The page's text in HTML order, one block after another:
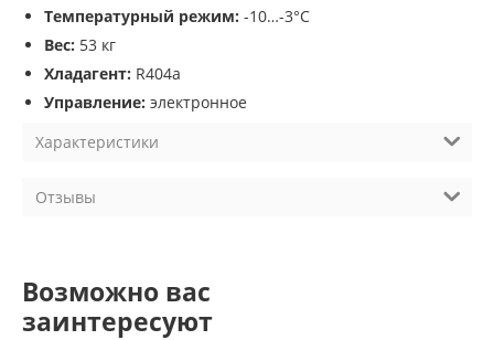
Температурный режим: -10…-3°С
Вес: 53 кг
Хладагент: R404a
Управление: электронное
Характеристики
Отзывы
Возможно вас
заинтересуют